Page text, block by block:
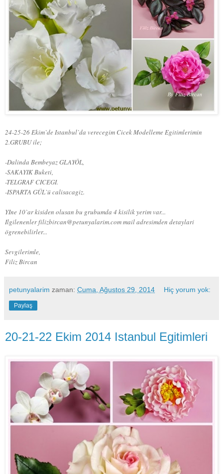
24-25-26 Ekim`de Istanbul`da verecegim Cicek Modelleme Egitimlerimin
2.GRUBU ile;
-Dalinda Bembeyaz GLAYÖL,
-SAKAYIK Buketi,
-TELGRAF CICEGI.
-ISPARTA GÜL`ü calisacagiz.
YIne 10`ar kisiden olusan bu grubumda 4 kisilik yerim var...
Ilgilenenler filizbircan@petunyalarim.com mail adresimden detaylari
ögrenebilirler...
Sevgilerimle,
Filiz Bircan
petunyalarim zaman: Cuma, Ağustos 29, 2014 Hiç yorum yok:
Paylaş
20-21-22 Ekim 2014 Istanbul Egitimleri